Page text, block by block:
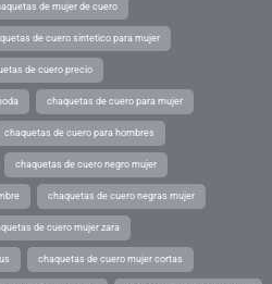
de mujer de cuero
de cuero sintetico para mujer
de cuero precio
chaquetas de cuero para mujer
chaquetas de cuero para hombres
chaquetas de cuero negro mujer
chaquetas de cuero negras mujer
de cuero mujer zara
chaquetas de cuero mujer cortas